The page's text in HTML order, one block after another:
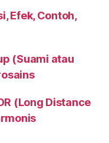
Efek, Contoh,
(Suami atau
(Long Distance